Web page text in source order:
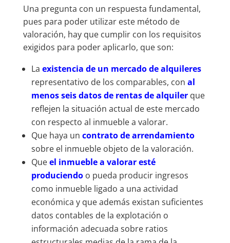
Una pregunta con un respuesta fundamental,
pues para poder utilizar este método de
valoración, hay que cumplir con los requisitos
exigidos para poder aplicarlo, que son:
La existencia de un mercado de alquileres
representativo de los comparables, con al
menos seis datos de rentas de alquilerque
reflejen la situación actual de este mercado
con respecto al inmueble a valorar.
Que haya un contrato de arrendamiento
sobre el inmueble objeto de la valoración.
Queel inmueble a valorar esté
produciendoo pueda producir ingresos
como inmueble ligado a una actividad
económica y que además existan suficientes
datos contables de la explotación o
información adecuada sobre ratios